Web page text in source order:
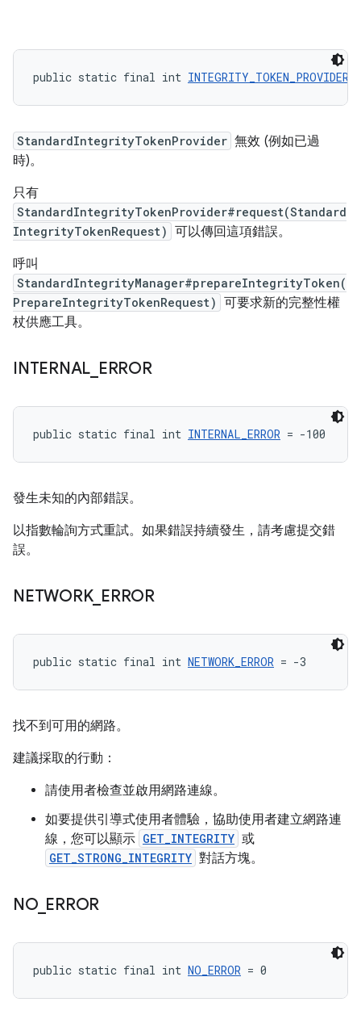
public static final int
StandardIntegrityTokenProvider 無效 (例如已過
時)。
只有
StandardIntegrityTokenProvider#request(Standard
IntegrityTokenRequest) 可以傳回這項錯誤。
呼叫
StandardIntegrityManager#prepareIntegrityToken(
PrepareIntegrityTokenRequest) 可要求新的完整性權
杖供應工具。
INTERNAL ERROR
public static final int INTERNAL_ERROR = -100
發生未知的內部錯誤。
以指數輪詢方式重試。如果錯誤持續發生，請考慮提交錯
誤。
NETWORK_ ERROR
public static final int NETWORK_ERROR = -3
找不到可用的網路。
建議採取的行動：
請使用者檢查並啟用網路連線。
如要提供引導式使用者體驗，協助使用者建立網路連
線，您可以顯示 GET_INTEGRITY 或
GET_STRONG_INTEGRITY 對話方塊。
NO_ ERROR
public static final int NO_ERROR = 0